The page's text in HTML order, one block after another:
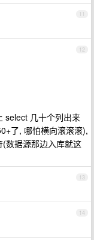
11
12
select 几十个列出来
了, 哪怕横向滚滚滚),
数据源那边入库就这
13
14